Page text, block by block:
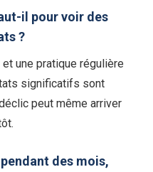
il pour voir des
?
une pratique régulière
significatifs sont
peut même arriver
des mois,